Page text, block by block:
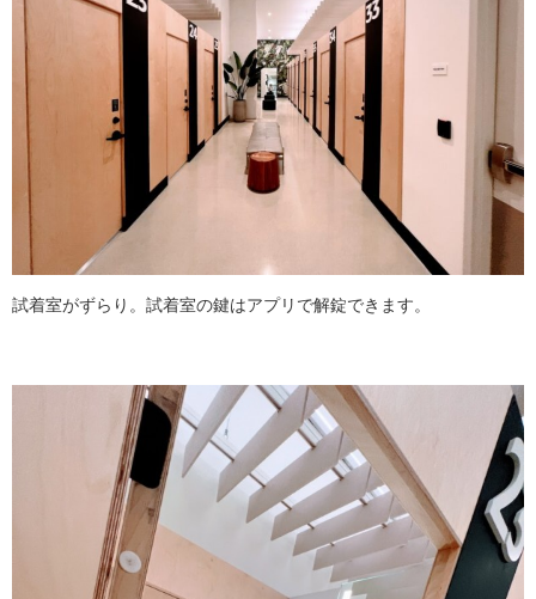
試着室がずらり。試着室の鍵はアプリで解錠できます。